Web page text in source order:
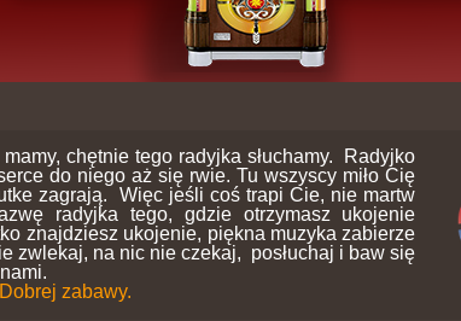
chętnie tego radyjka słuchamy. Radyjko
do niego aż się rwie. Tu wszyscy miło Cię
zagrają. Więc jeśli coś trapi Cie, nie martw
radyjka tego, gdzie otrzymasz ukojenie
znajdziesz ukojenie, piękna muzyka zabierze
zwlekaj, na nic nie czekaj, posłuchaj i baw się
Dobrej zabawy.